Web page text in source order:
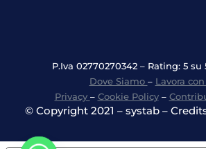
P.Iva 02770270342 – Rating: 5 su
Dove Siamo – Lavora
Privacy – Cookie Policy–
© Copyright 2021 – systab –